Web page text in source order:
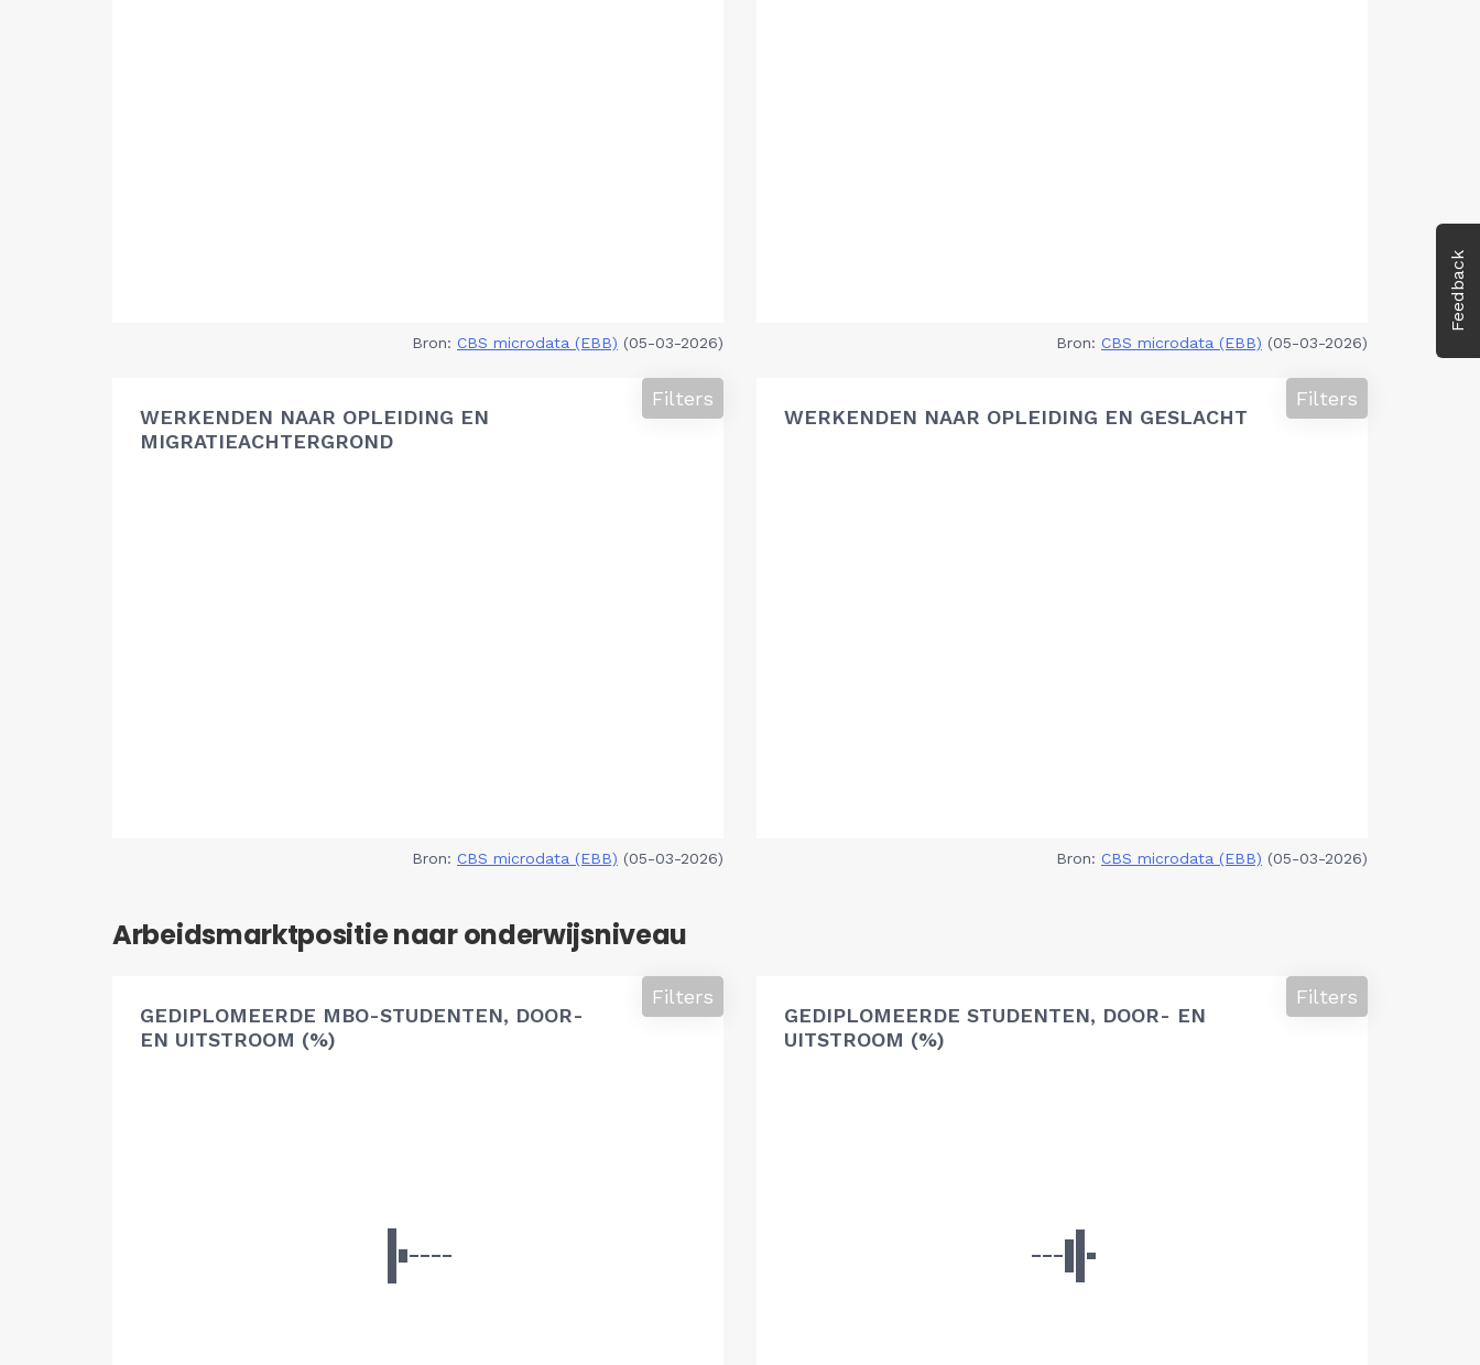
Feedback
Bron: CBS microdata (EBB) (05-03-2026) Bron: CBS microdata (EBB) (05-03-2026)
WERKENDEN NAAR OPLEIDING EN
MIGRATIEACHTERGROND
Filters
Bron: CBS microdata (EBB) (05-03-2026)
WERKENDEN NAAR OPLEIDING EN GESLACHT
Filters
Bron: CBS microdata (EBB) (05-03-2026)
Arbeidsmarktpositie naar onderwijsniveau
GEDIPLOMEERDE MBO-STUDENTEN, DOOR-
EN UITSTROOM (%)
Filters
GEDIPLOMEERDE STUDENTEN, DOOR- EN
UITSTROOM (%)
Filters